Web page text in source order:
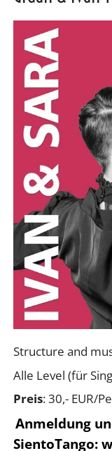
Structure and
Alle Level (für
Preis: 30,- EUR/
Anmeldung
SientoTango: